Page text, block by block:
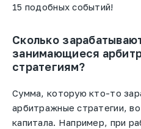
15 подобных событий!
Сколько
занимающиеся
стратегиям?
Сумма, которую кто-то
арбитражные стратегии,
капитала. Например, при